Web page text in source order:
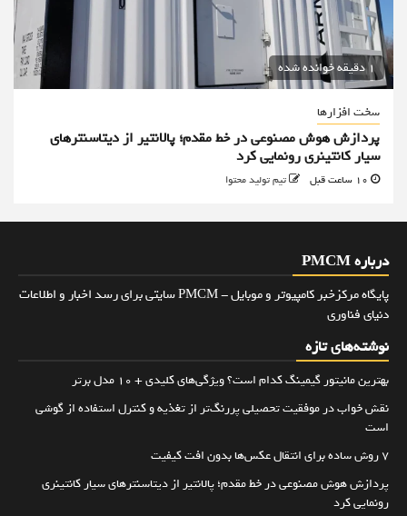
1 دقیقه خوانده شده
سخت افزارها
پردازش هوش مصنوعی در خط مقدم؛ پالانتیر از دیتاسنترهای
سیار کانتینری رونمایی کرد
تیم تولید محتوا
درباره PMCM
پایگاه مرکزخبر کامپیوتر و موبایل - PMCM سایتی برای رسد اخبار و اطلاعات
دنیای فناوری
نوشته‌های تازه
بهترین مانیتور گیمینگ کدام است؟ ویژگی‌های کلیدی + 10 مدل برتر
نقش خواب در موفقیت تحصیلی پررنگ‌تر از تغذیه و کنترل استفاده از گوشی
است
۷ روش ساده برای انتقال عکس‌ها بدون افت کیفیت
پردازش هوش مصنوعی در خط مقدم؛ پالانتیر از دیتاسنترهای سیار کانتینری
رونمایی کرد